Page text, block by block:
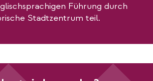
Führung durch
Stadtzentrum teil.